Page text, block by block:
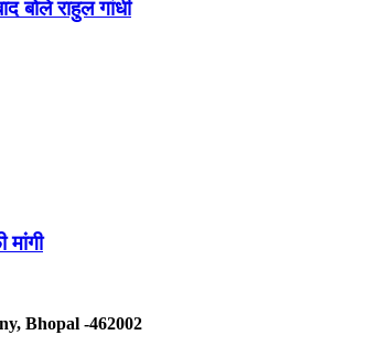
बोले राहुल गांधी
Bhopal -462002